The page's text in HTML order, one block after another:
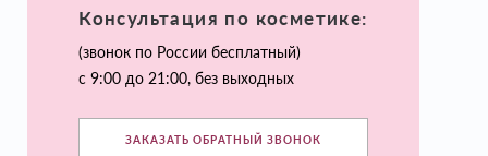
Консультация по косметике:
(звонок по России бесплатный)
с 9:00 до 21:00, без выходных
ЗАКАЗАТЬ ОБРАТНЫЙ ЗВОНОК